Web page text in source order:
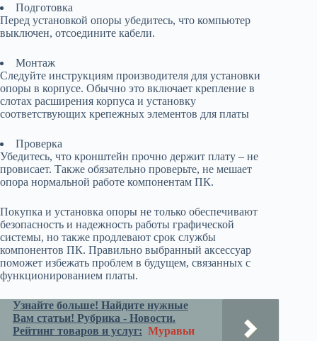
Подготовка
Перед установкой опоры убедитесь, что компьютер
выключен, отсоедините кабели.
Монтаж
Следуйте инструкциям производителя для установки
опоры в корпусе. Обычно это включает крепление в
слотах расширения корпуса и установку
соответствующих крепежных элементов для платы
Проверка
Убедитесь, что кронштейн прочно держит плату – не
провисает. Также обязательно проверьте, не мешает
опора нормальной работе компонентам ПК.
Покупка и установка опоры не только обеспечивают
безопасность и надежность работы графической
системы, но также продлевают срок службы
компонентов ПК. Правильно выбранный аксессуар
поможет избежать проблем в будущем, связанных с
функционированием платы.
Узнайте больше! Найдите нужные
Вам статьи! Рубрика - Новости.
Рейтинг товаров и услуг: Муравьи